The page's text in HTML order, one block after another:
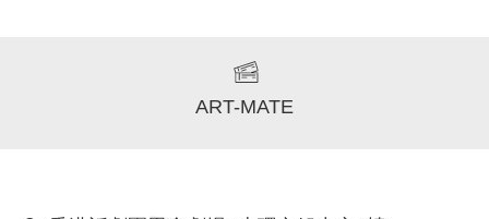
ART-MATE